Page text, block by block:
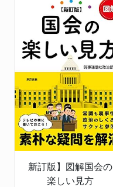
政策形成
新訂版】図解国会の
楽しい見方